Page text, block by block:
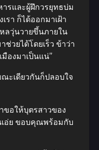
ารและผู้ฝึกวรยุทธบ่ม
รา ก็ได้ออกมาเฝ้า
ลวุ่นวายขึ้นภายใน
ช่วยได้โดยเร็ว ข้าว่า
องมาเป็นแน่”
ะเดียวกันก็ปลอบใจ
ขอให้บุตรสาวของ
เอ่ย ขอบคุณพร้อมกับ